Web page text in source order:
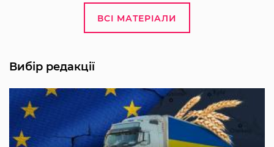
ВСІ МАТЕРІАЛИ
Вибір редакції